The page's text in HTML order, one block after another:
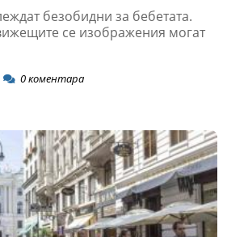
безобидни за бебетата.
се изображения могат
0коментара